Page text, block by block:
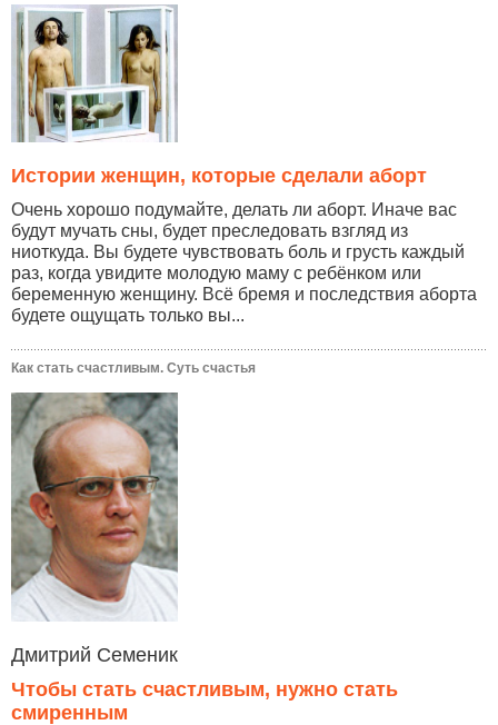
Истории женщин, которые сделали аборт
Очень хорошо подумайте, делать ли аборт. Иначе вас
будут мучать сны, будет преследовать взгляд из
ниоткуда. Вы будете чувствовать боль и грусть каждый
раз, когда увидите молодую маму с ребёнком или
беременную женщину. Всё бремя и последствия аборта
будете ощущать только вы...
Как стать счастливым. Суть счастья
Дмитрий Семеник
Чтобы стать счастливым, нужно стать
смиренным